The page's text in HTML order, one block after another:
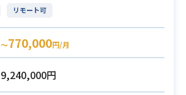
・FigmaなどUIデザインツールの使
用経験
リモート可
〜770,000円/月
9,240,000円